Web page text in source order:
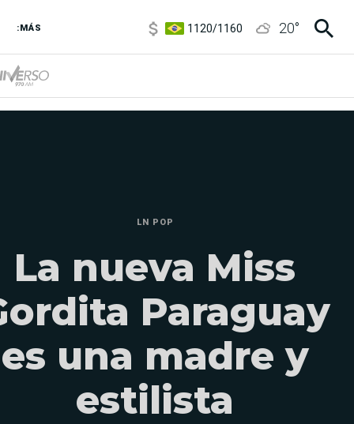
:MÁS
3,6/3,9
6850/7200
20°
LN POP
La nueva Miss
Paraguay
es una madre y
estilista